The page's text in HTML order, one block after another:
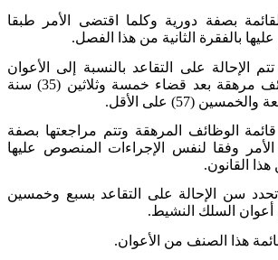
بصفة دورية وكلما اقتضى الأمر طبقا
بالفقرة الثانية من هذا الفصل.
الإحالة على التقاعد بالنسبة إلى الأعوان
الذين يمارسون وظائف مرهقة بعد قضاء خمسة وثلاثين (35) سنة
(57) على الأقل
.
الوظائف المرهقة وتتم مراجعتها بصفة
وفقا لنفس الإجراءات المنصوص عليها
.
سن الإحالة على التقاعد بسبع وخمسين
.
هذا الصنف من الأعوان.